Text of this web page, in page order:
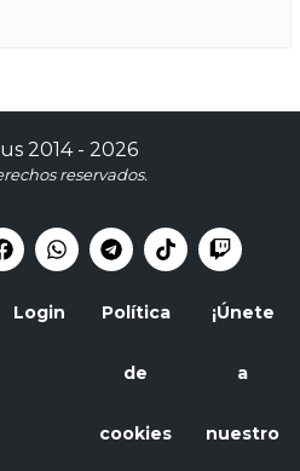
2014 - 2026
reservados.
Login Política
de
cookies
¡Únete
a
nuestro